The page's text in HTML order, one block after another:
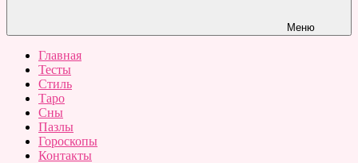
Меню
Главная
Тесты
Стиль
Таро
Сны
Пазлы
Гороскопы
Контакты